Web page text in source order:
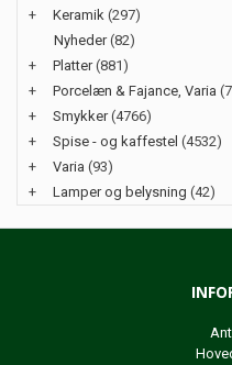
+
Keramik (297)
Nyheder(82)
+
Platter(881)
+
Porcelæn & Fajance, Varia
+
Smykker(4766)
+
Spise - og kaffestel (4532)
+
Varia (93)
+
Lamper og belysning (42)